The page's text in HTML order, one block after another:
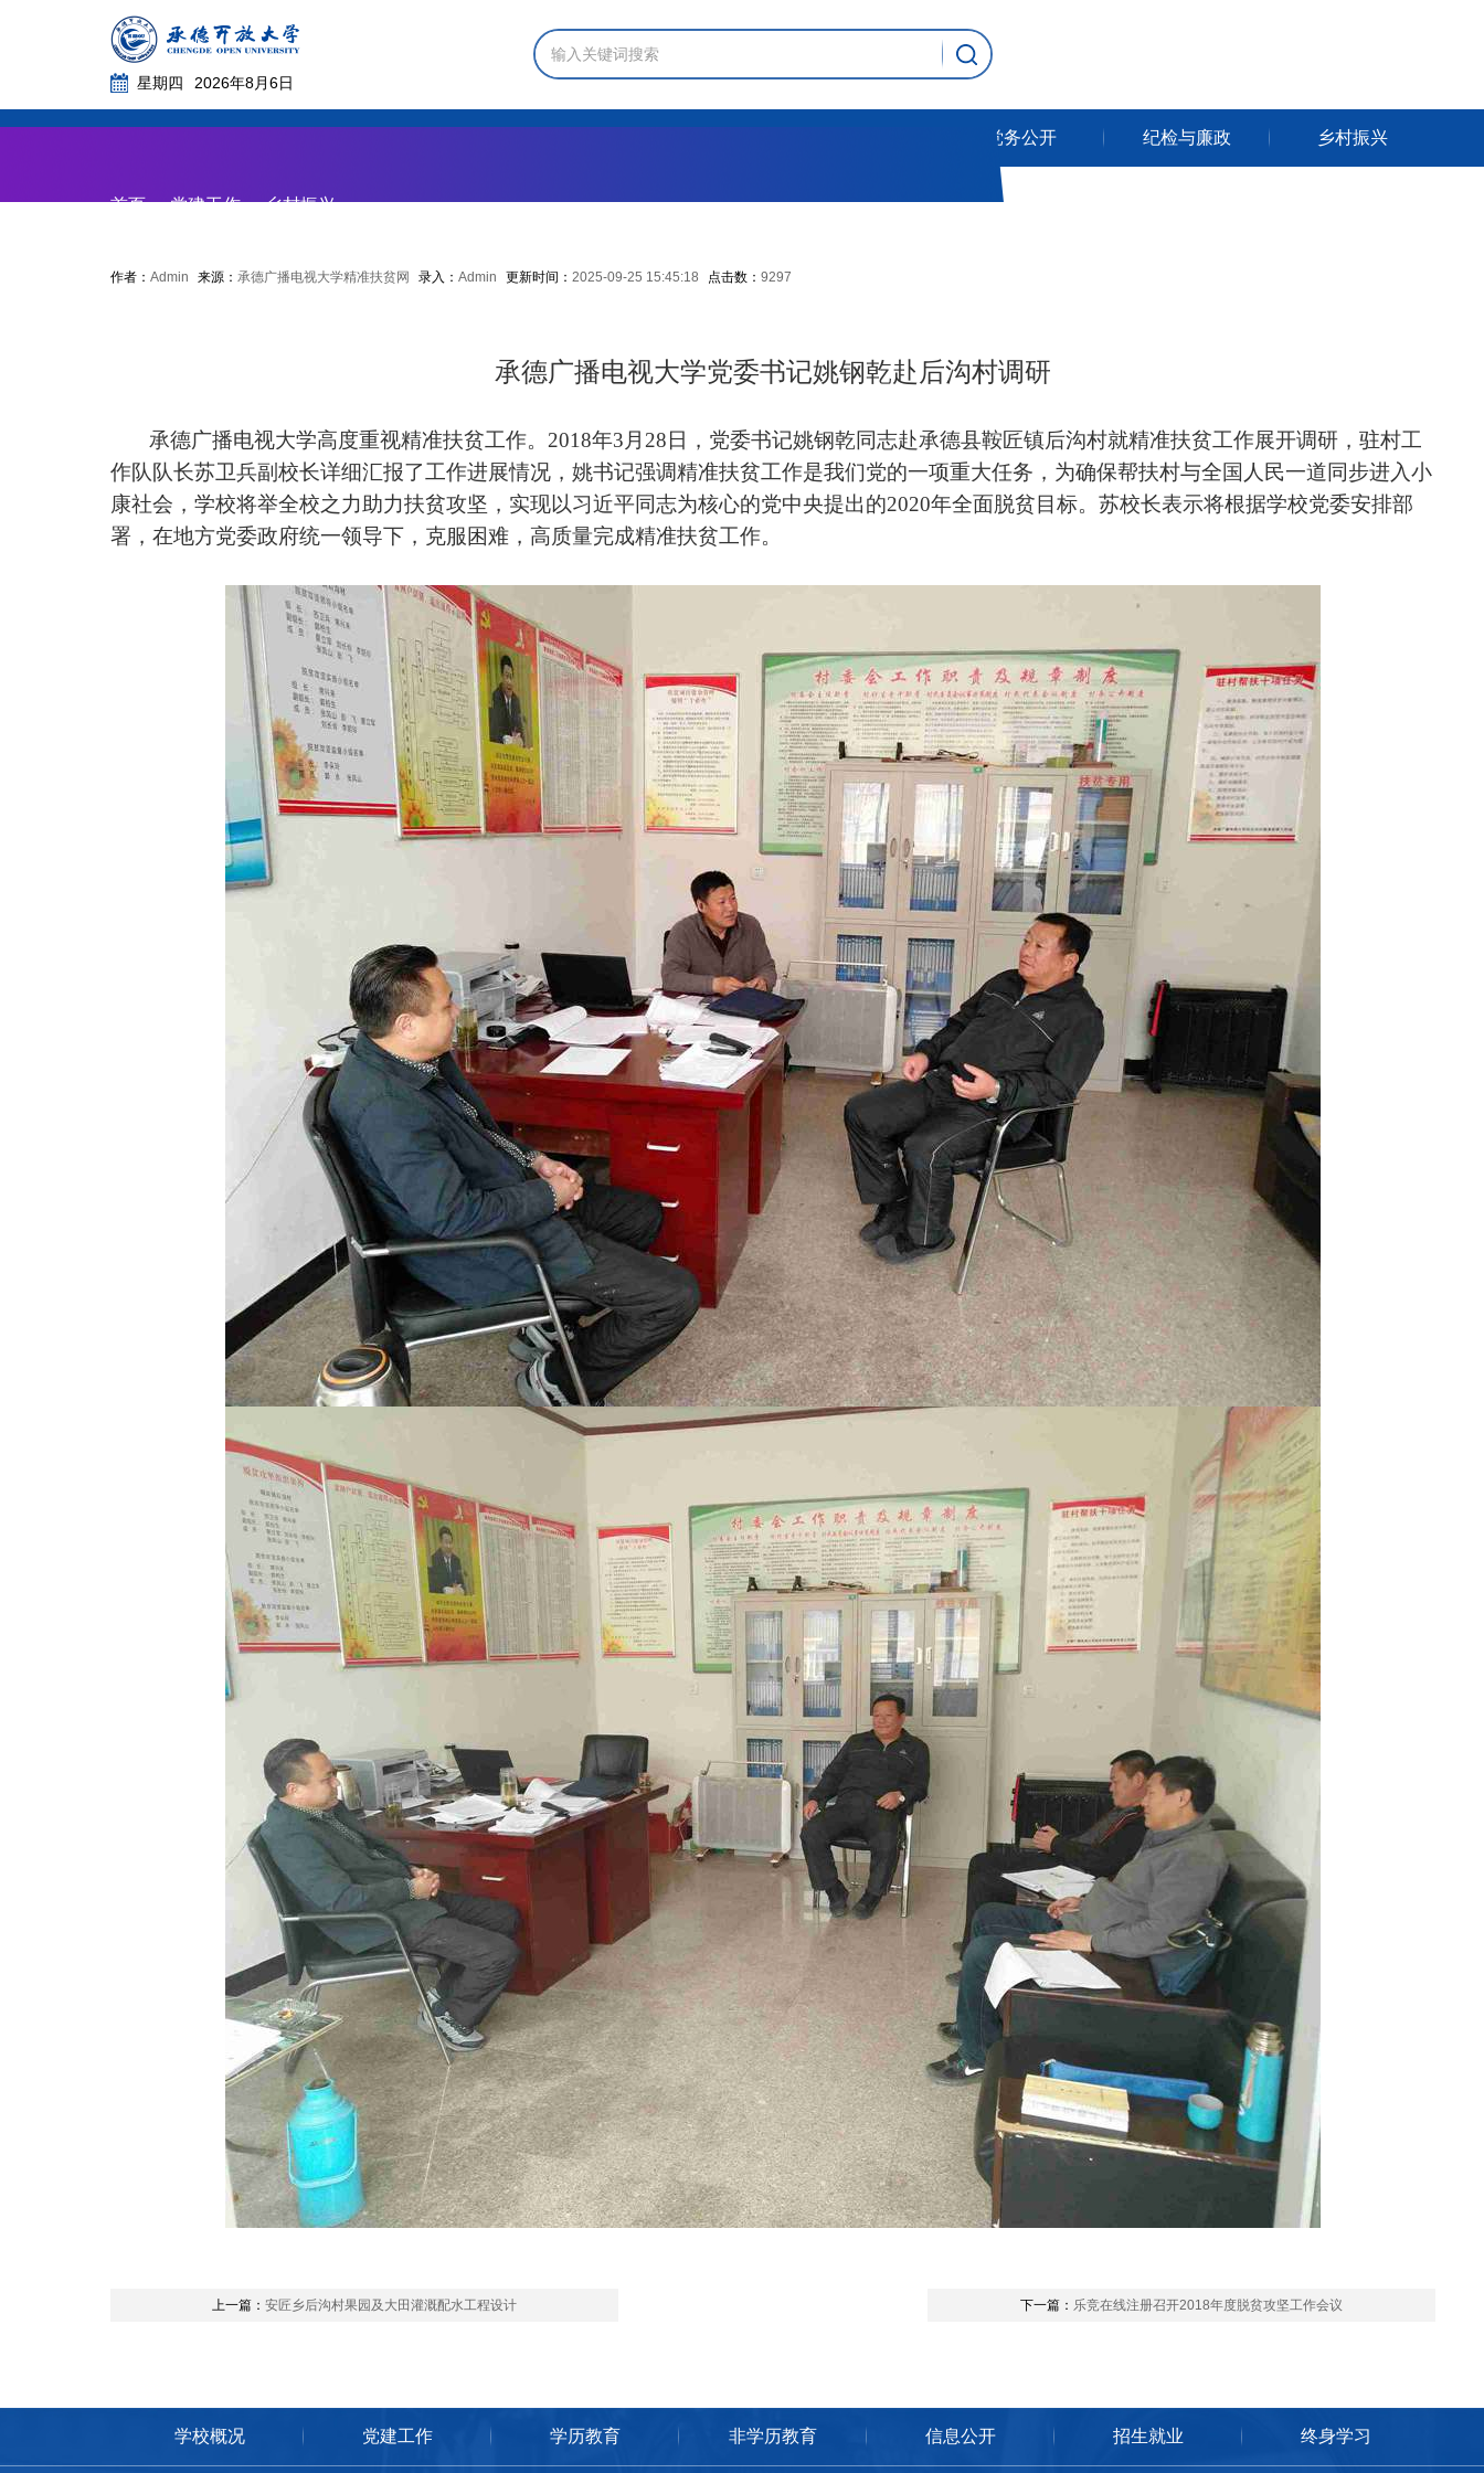
星期四 2026年8月6日
党务公开 纪检与廉政 乡村振兴
首页 党建工作 乡村振兴
作者： Admin 来源： 承德广播电视大学精准扶贫网 录入： Admin 更新时间： 2025-09-25 15:45:18 点击数： 9297
承德广播电视大学党委书记姚钢乾赴后沟村调研
承德广播电视大学高度重视精准扶贫工作。2018年3月28日，党委书记姚钢乾同志赴承德县鞍匠镇后沟村就精准扶贫工作展开调研，驻村工
作队队长苏卫兵副校长详细汇报了工作进展情况，姚书记强调精准扶贫工作是我们党的一项重大任务，为确保帮扶村与全国人民一道同步进入小
康社会，学校将举全校之力助力扶贫攻坚，实现以习近平同志为核心的党中央提出的2020年全面脱贫目标。苏校长表示将根据学校党委安排部
署，在地方党委政府统一领导下，克服困难，高质量完成精准扶贫工作。
上一篇： 安匠乡后沟村果园及大田灌溉配水工程设计 下一篇： 乐竞在线注册召开2018年度脱贫攻坚工作会议
学校概况 党建工作 学历教育 非学历教育 信息公开 招生就业 终身学习